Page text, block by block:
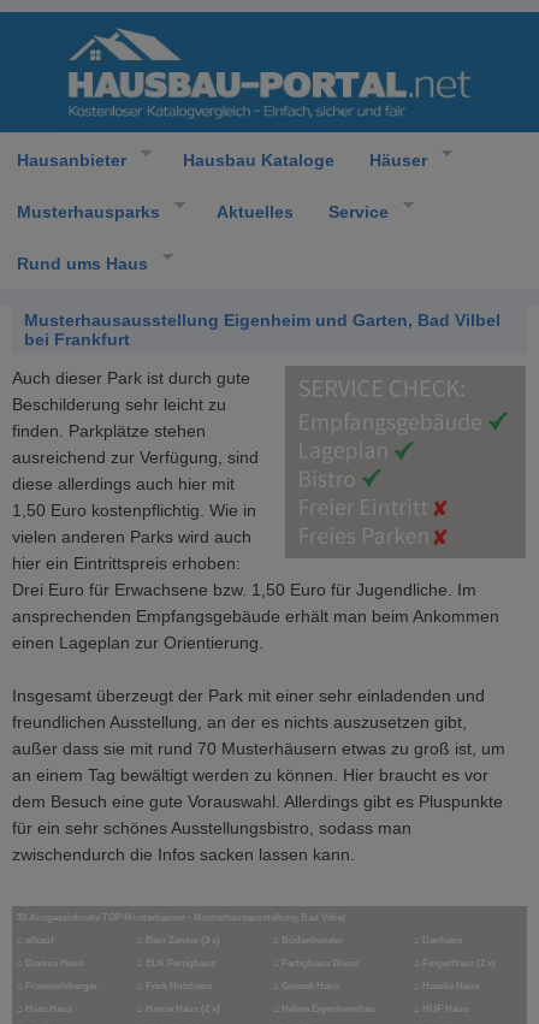
Hausanbieter Hausbau Kataloge Häuser
Musterhausparks Aktuelles Service
Rund ums Haus
Musterhausausstellung Eigenheim und Garten, Bad Vilbel
bei Frankfurt
Auch dieser Park ist durch gute
Beschilderung sehr leicht zu
finden. Parkplätze stehen
ausreichend zur Verfügung, sind
diese allerdings auch hier mit
1,50 Euro kostenpflichtig. Wie in
vielen anderen Parks wird auch
hier ein Eintrittspreis erhoben:
Drei Euro für Erwachsene bzw. 1,50 Euro für Jugendliche. Im
ansprechenden Empfangsgebäude erhält man beim Ankommen
einen Lageplan zur Orientierung.
Insgesamt überzeugt der Park mit einer sehr einladenden und
freundlichen Ausstellung, an der es nichts auszusetzen gibt,
außer dass sie mit rund 70 Musterhäusern etwas zu groß ist, um
an einem Tag bewältigt werden zu können. Hier braucht es vor
dem Besuch eine gute Vorauswahl. Allerdings gibt es Pluspunkte
für ein sehr schönes Ausstellungsbistro, sodass man
zwischendurch die Infos sacken lassen kann.
33 Ausgezeichnete TOP Musterhäuser - Musterhausausstellung Bad Vilbel
⌂ allkauf ⌂ Bien Zenker (3 x) ⌂ Büdenbender ⌂ Danhaus
⌂ Davinci Haus ⌂ ELK Fertighaus ⌂ Fertighaus Weiss ⌂ FingerHaus (2 x)
⌂ Frammelsberger ⌂ Frick Holzhaus ⌂ Gussek Haus ⌂ Haacke Haus
⌂ Haas Haus ⌂ Hanse Haus (2 x) ⌂ Helma Eigenheimbau ⌂ HUF Haus